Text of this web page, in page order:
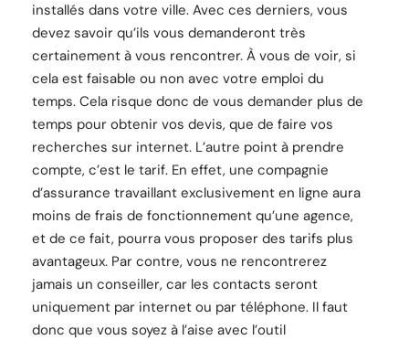
installés dans votre ville. Avec ces derniers, vous
devez savoir qu’ils vous demanderont très
certainement à vous rencontrer. À vous de voir, si
cela est faisable ou non avec votre emploi du
temps. Cela risque donc de vous demander plus de
temps pour obtenir vos devis, que de faire vos
recherches sur internet. L’autre point à prendre
compte, c’est le tarif. En effet, une compagnie
d’assurance travaillant exclusivement en ligne aura
moins de frais de fonctionnement qu’une agence,
et de ce fait, pourra vous proposer des tarifs plus
avantageux. Par contre, vous ne rencontrerez
jamais un conseiller, car les contacts seront
uniquement par internet ou par téléphone. Il faut
donc que vous soyez à l’aise avec l’outil